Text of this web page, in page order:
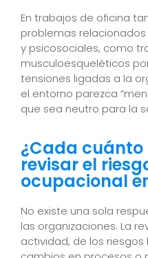
En trabajos de oficina
problemas
y psicosociales, como
musculoesqueléticos
tensiones ligadas a la
el entorno parezca
que sea neutro para la
¿Cada cuánto
revisar el
ocupacional
No existe una sola
las organizaciones. La
actividad, de los